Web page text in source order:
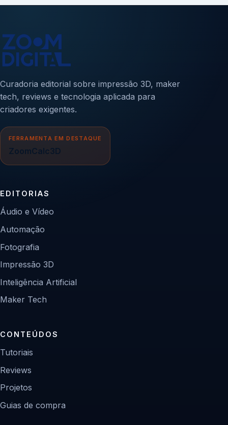
Curadoria editorial sobre impressão 3D, maker
tech, reviews e tecnologia aplicada para
criadores exigentes.
FERRAMENTA EM DESTAQUE
ZoomCalc3D
EDITORIAS
Áudio e Vídeo
Automação
Fotografia
Impressão 3D
Inteligência Artificial
Maker Tech
CONTEÚDOS
Tutoriais
Reviews
Projetos
Guias de compra